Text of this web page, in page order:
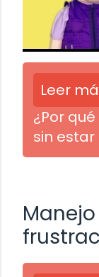
Leer
¿Por
sin estar